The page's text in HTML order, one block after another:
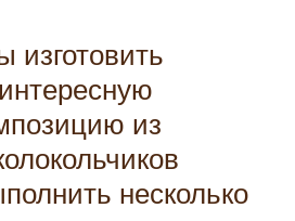
изготовить
из
несколько